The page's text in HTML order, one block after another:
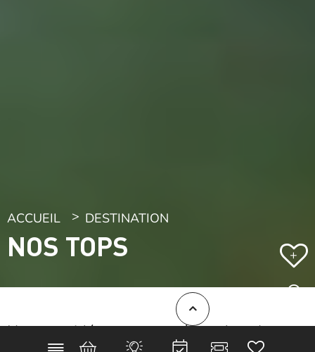
ACCUEIL DESTINATION
NOS TOPS +
Nos tops idées pour un séjour dans le